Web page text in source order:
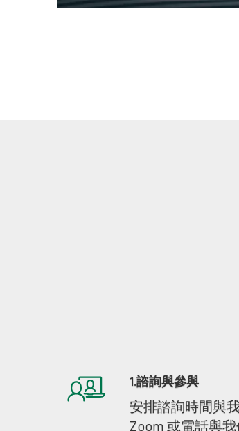
1.諮詢與參與
安排諮詢時間與
Zoom 或電話與